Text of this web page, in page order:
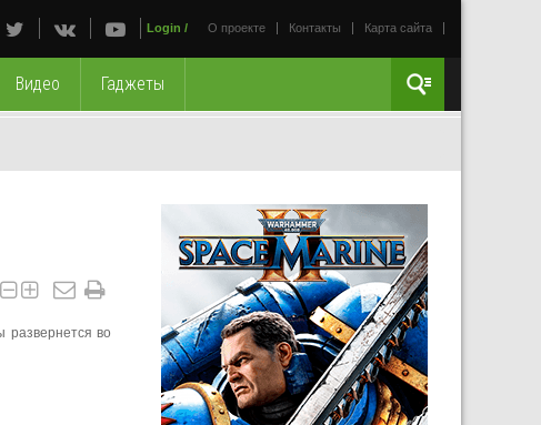
О проекте Контакты Карта сайта
Login /
Видео Гаджеты
развернется во